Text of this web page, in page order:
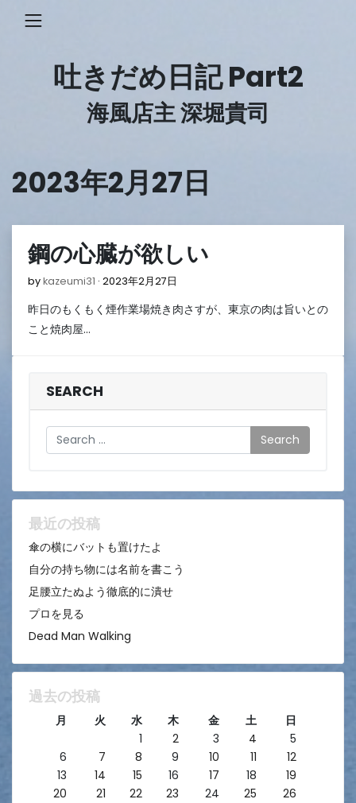
吐きだめ日記 Part2
海風店主 深堀貴司
2023年2月27日
鋼の心臓が欲しい
bykazeumi31 2023年2月27日
2
昨日のもくもく煙作業場焼き肉さすが、東京の肉は旨いとの
こと焼肉屋…
SEARCH
Search
最近の投稿
傘の横にバットも置けたよ
自分の持ち物には名前を書こう
足腰立たぬよう徹底的に潰せ
プロを見る
Dead Man Walking
過去の投稿
月 火 水 木 金 土
日
1
2 3 4
5
6
7 8 9 10 11
12
13
14 15 16 17 18
19
20
21 22 23 24 25
26